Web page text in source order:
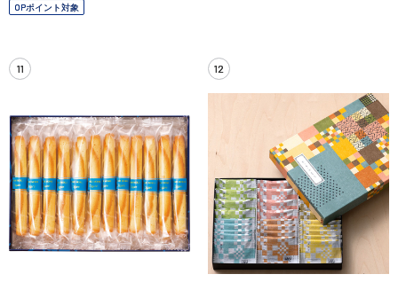
OPポイント対象
11 12